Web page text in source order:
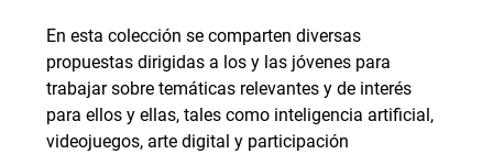
En esta colección se comparten diversas
propuestas dirigidas a los y las jóvenes para
trabajar sobre temáticas relevantes y de interés
para ellos y ellas, tales como inteligencia artificial,
videojuegos, arte digital y participación